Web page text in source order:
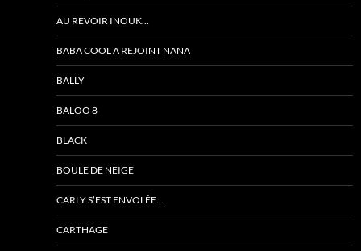
AU REVOIR INOUK…
BABA COOL A REJOINT NANA
BALLY
BALOO 8
BLACK
BOULE DE NEIGE
CARLY S’EST ENVOLÉE…
CARTHAGE